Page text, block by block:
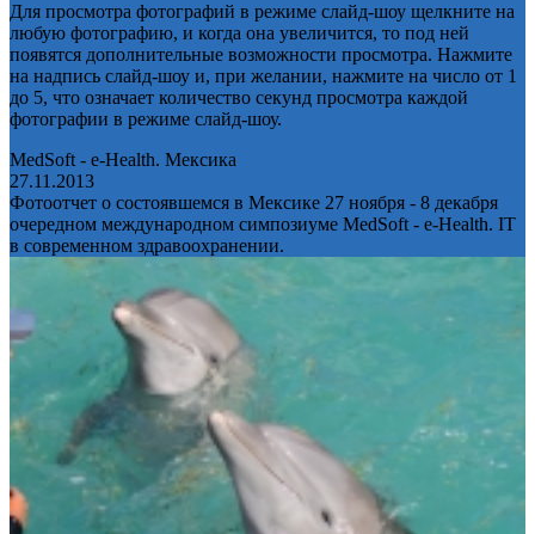
Для просмотра фотографий в режиме слайд-шоу щелкните на
любую фотографию, и когда она увеличится, то под ней
появятся дополнительные возможности просмотра. Нажмите
на надпись слайд-шоу и, при желании, нажмите на число от 1
до 5, что означает количество секунд просмотра каждой
фотографии в режиме слайд-шоу.
MedSoft - e-Health. Мексика
27.11.2013
Фотоотчет о состоявшемся в Мексике 27 ноября - 8 декабря
очередном международном симпозиуме MedSoft - e-Health. IT
в современном здравоохранении.